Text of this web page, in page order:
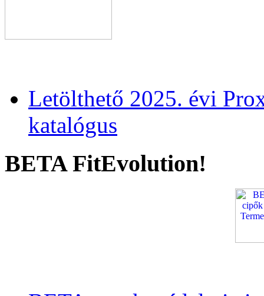
Letölthető 2025. évi
katalógus
BETA FitEvolution!